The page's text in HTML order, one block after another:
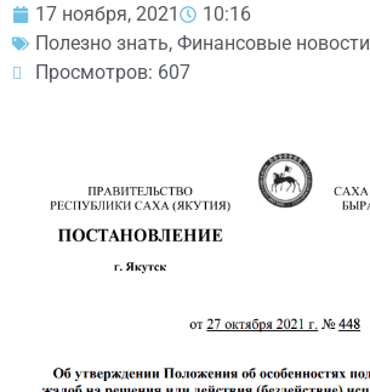
17 ноября, 2021
10:16
Полезно знать, Финансовые новости
Просмотров: 607